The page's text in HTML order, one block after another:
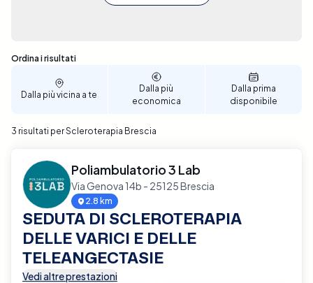
Sono stati trovati 3 risultati
Ordina i risultati
Dalla più vicina a te
Dalla più
economica
Dalla prima
disponibile
3 risultati per Scleroterapia Brescia
Poliambulatorio 3 Lab
Via Genova 14b - 25125 Brescia
2.8 km
SEDUTA DI SCLEROTERAPIA
DELLE VARICI E DELLE
TELEANGECTASIE
Vedi altre prestazioni